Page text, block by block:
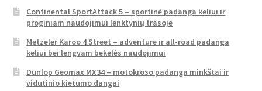
Continental SportAttack 5 – sportinė padanga keliui ir
proginiam naudojimui lenktynių trasoje
Metzeler Karoo 4 Street – adventure ir all-road padanga
keliui bei lengvam bekelės naudojimui
Dunlop Geomax MX34 – motokroso padanga minkštai ir
vidutinio kietumo dangai